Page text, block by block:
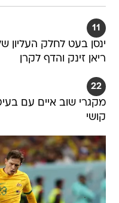
11
ינסן בעט לחלק העליון
ריאן זינק והדף לקרן
22
מקגרי שוב איים עם
קושי